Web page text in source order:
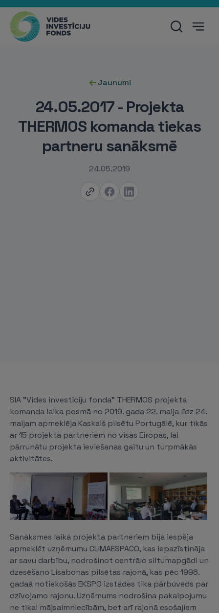
Jaunumi
24.05.2017 - Projekta
THERMOS komanda tiekas
partneru sanāksmē
24.05.2019
SIA "Vides investīciju fonda” THERMOS projekta
komanda laika posmā no 2019. gada 22. maija līdz 24.
maijam apmeklēja Kaskaiš pilsētu Portugālē, kur tikās
ar 15 projekta partneriem no visas Eiropas, lai
pārrunātu projekta ieviešanas gaitu un turpmākās
aktivitātes.
Sanāksmes laikā projekta partneriem bija iespēja
apmeklēt uzņēmumu CLIMAESPACO, kas iepazīstināja
ar savu darbību, nodrošinot centrālo siltumapgādi un
dzesēšano Lisabonas pilsētas rajonā, kas pēc 1998.
gadaā notiekošās EKSPO izstādes tika pārbūvēds par
dzīvojamo rajonu. Uzņēmums nodrošina pakalpojumu
ne tikai mājsaimniecībām, bet arī rajonā esošajiem